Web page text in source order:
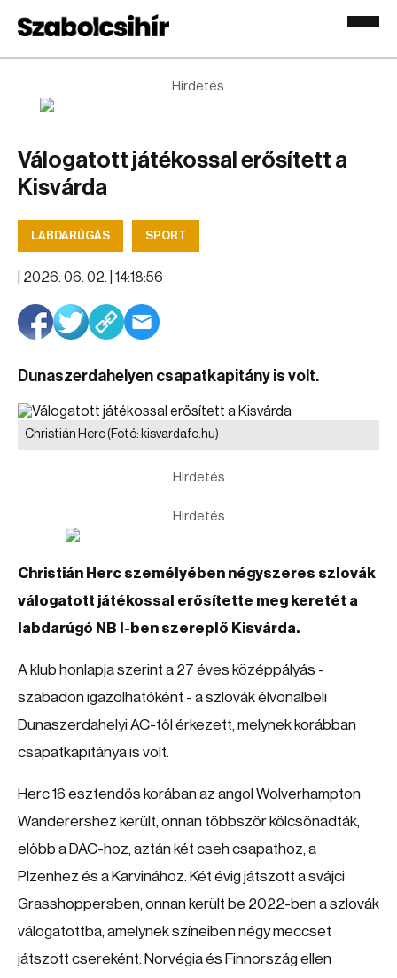
Hirdetés
Válogatott játékossal erősített a
Kisvárda
LABDARÚGÁS SPORT
2026. 06. 02. | 14:18:56
Dunaszerdahelyen csapatkapitány is volt.
Christián Herc(Fotó: kisvardafc.hu)
Hirdetés
Hirdetés
Christián Herc személyében négyszeres szlovák
válogatott játékossal erősítette meg keretét a
labdarúgó NB I-ben szereplő Kisvárda.
A klub honlapja szerint a 27 éves középpályás -
szabadon igazolhatóként - a szlovák élvonalbeli
Dunaszerdahelyi AC-től érkezett, melynek korábban
csapatkapitánya is volt.
Herc 16 esztendős korában az angol Wolverhampton
Wanderershez került, onnan többször kölcsönadták,
előbb a DAC-hoz, aztán két cseh csapathoz, a
Plzenhez és a Karvinához. Két évig játszott a svájci
Grasshoppersben, onnan került be 2022-ben a szlovák
válogatottba, amelynek színeiben négy meccset
játszott csereként: Norvégia és Finnország ellen